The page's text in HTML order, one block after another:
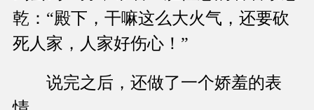
乾：“殿下，干嘛这么大火气，还要砍
死人家，人家好伤心！”
说完之后，还做了一个娇羞的表